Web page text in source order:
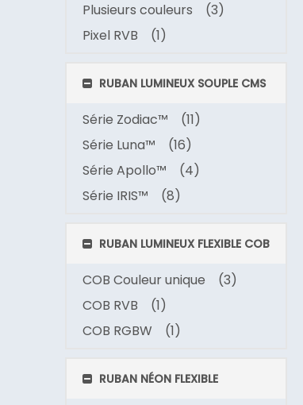
Plusieurs couleurs
(3)
Pixel RVB
(1)
RUBAN LUMINEUX SOUPLE CMS
Série Zodiac™
(11)
Série Luna™
(16)
Série Apollo™
(4)
Série IRIS™
(8)
RUBAN LUMINEUX FLEXIBLE COB
COB Couleur unique
(3)
COB RVB
(1)
COB RGBW
(1)
RUBAN NÉON FLEXIBLE